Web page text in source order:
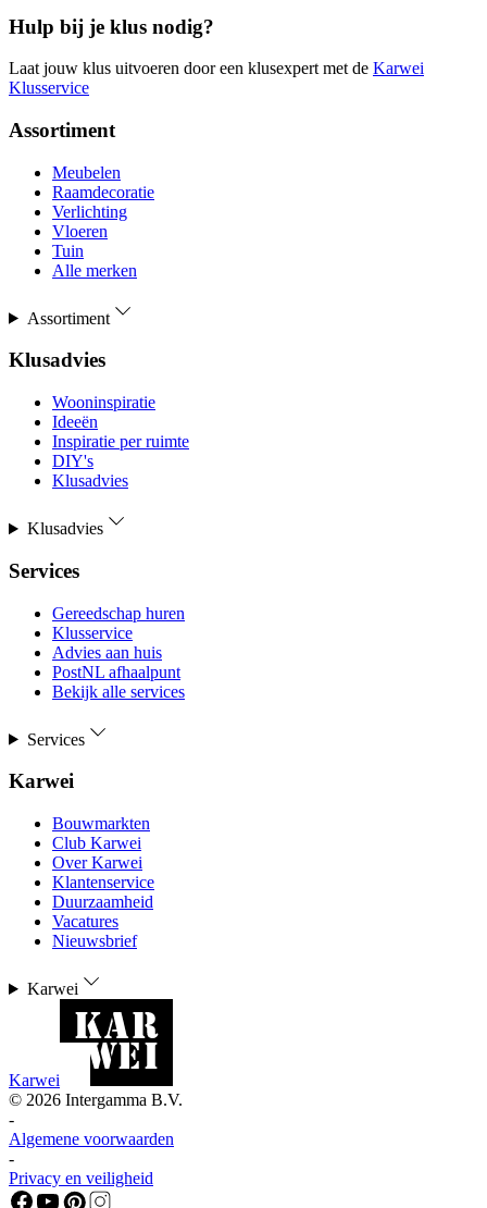
Hulp bij je klus nodig?
Laat jouw klus uitvoeren door een klusexpert met de Karwei
Klusservice
Assortiment
Meubelen
Raamdecoratie
Verlichting
Vloeren
Tuin
Alle merken
Assortiment
Klusadvies
Wooninspiratie
Ideeën
Inspiratie per ruimte
DIY's
Klusadvies
Klusadvies
Services
Gereedschap huren
Klusservice
Advies aan huis
PostNL afhaalpunt
Bekijk alle services
Services
Karwei
Bouwmarkten
Club Karwei
Over Karwei
Klantenservice
Duurzaamheid
Vacatures
Nieuwsbrief
Karwei
Karwei
© 2026 Intergamma B.V.
-
Algemene voorwaarden
-
Privacy en veiligheid